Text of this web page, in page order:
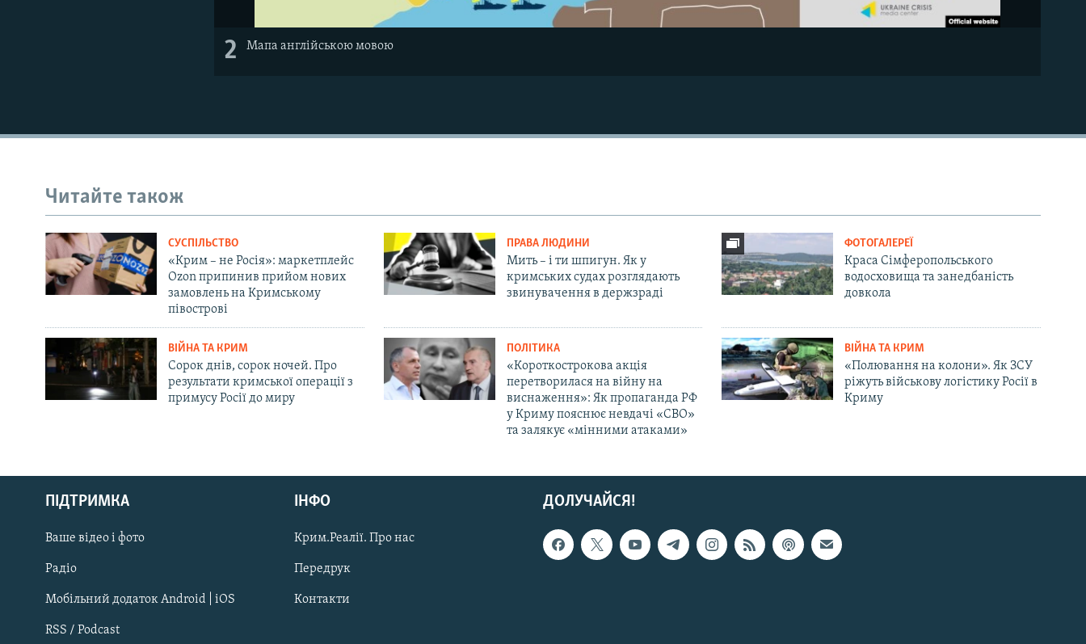
Русский
Qırımtatar
ДОЛУЧАЙСЯ!
2 Мапа англійською мовою
Читайте також
СУСПІЛЬСТВО
«Крим – не Росія»: маркетплейс
Ozon припинив прийом нових
замовлень на Кримському
півострові
ПРАВА ЛЮДИНИ
Мить – і ти шпигун. Як у
кримських судах розглядають
звинувачення в держзраді
ФОТОГАЛЕРЕЇ
Краса Сімферопольського
водосховища та занедбаність
довкола
ВІЙНА ТА КРИМ
Сорок днів, сорок ночей. Про
результати кримської операції з
примусу Росії до миру
ПОЛІТИКА
«Короткострокова акція
перетворилася на війну на
виснаження»: Як пропаганда РФ
у Криму пояснює невдачі «СВО»
та залякує «мінними атаками»
ВІЙНА ТА КРИМ
«Полювання на колони». Як ЗСУ
ріжуть військову логістику Росії в
Криму
ДОЛУЧАЙСЯ!
ПІДТРИМКА
Ваше відео і фото
Радіо
Мобільний додаток Android | iOS
RSS / Podcast
ІНФО
Крим.Реалії. Про нас
Передрук
Контакти